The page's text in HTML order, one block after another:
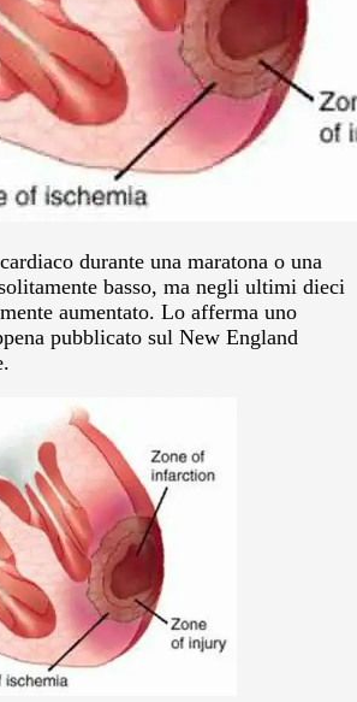
durante una maratona o una
basso, ma negli ultimi dieci
aumentato. Lo afferma uno
pubblicato sul New England